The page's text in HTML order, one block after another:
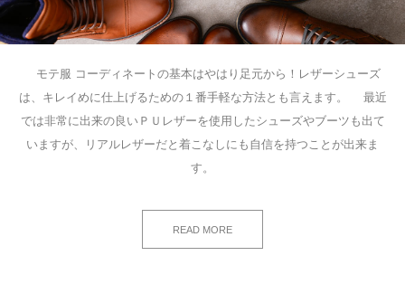
モテ服 コーディネートの基本はやはり足元から！レザーシューズ
は、キレイめに仕上げるための１番手軽な方法とも言えます。 最近
では非常に出来の良いＰＵレザーを使用したシューズやブーツも出て
いますが、リアルレザーだと着こなしにも自信を持つことが出来ま
す。
READ MORE